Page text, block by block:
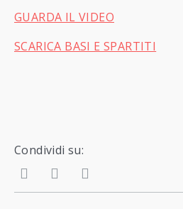
GUARDA IL VIDEO
SCARICA BASI E SPARTITI
Condividi su: